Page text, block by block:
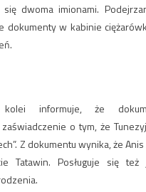
się dwoma imionami.
dokumenty w kabinie
informuje, że
o tym, że
Z dokumentu wynika, że Anis
Tatawin. Posługuje się też